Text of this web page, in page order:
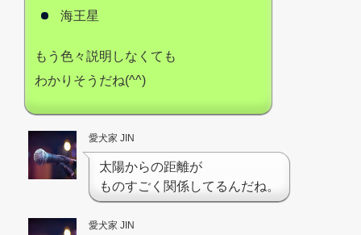
海王星
もう色々説明しなくても
わかりそうだね(^^)
愛犬家 JIN
太陽からの距離が
ものすごく関係してるんだね。
愛犬家 JIN